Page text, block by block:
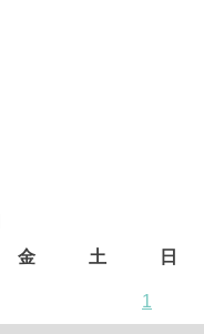
金 土 日
1